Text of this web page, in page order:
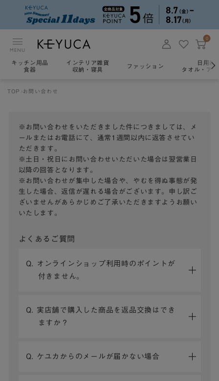
MENU
0
キッチン用品
食器
インテリア雑貨
収納・寝具
ファッション
日用雑
タオル・ア
TOP お問い合わせ
※お問い合わせをいただきました件につきましては、メ
ールまたはお電話にて、通常1週間以内に返答させてい
ただきます。
※土日・祝日にお問い合わせいただいた場合は翌営業日
以降の回答となります。
※お問い合わせが集中した場合や、やむを得ぬ事態が発
生した場合、返信が遅れる場合がございます。申し訳ご
ざいませんがあらかじめご了承いただきますようお願い
いたします。
よくあるご質問
Q. オンラインショップ利用時のポイントが
付きません。
Q. 実店舗で購入した商品を返品交換はでき
ますか？
Q. ケユカからのメールが届かない場合